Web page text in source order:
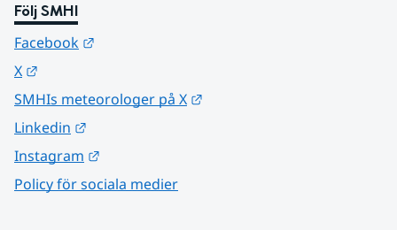
Följ SMHI
Facebook
X
SMHIs meteorologer på X
Linkedin
Instagram
Policy för sociala medier